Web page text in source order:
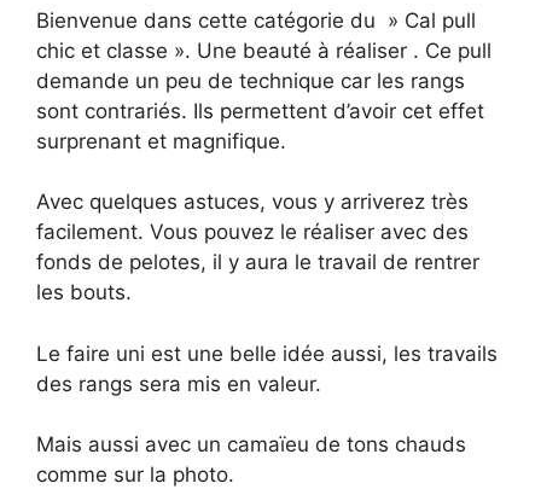
Bienvenue dans cette catégorie du » Cal pull
chic et classe ». Une beauté à réaliser . Ce pull
demande un peu de technique car les rangs
sont contrariés. Ils permettent d’avoir cet effet
surprenant et magnifique.
Avec quelques astuces, vous y arriverez très
facilement. Vous pouvez le réaliser avec des
fonds de pelotes, il y aura le travail de rentrer
les bouts.
Le faire uni est une belle idée aussi, les travails
des rangs sera mis en valeur.
Mais aussi avec un camaïeu de tons chauds
comme sur la photo.